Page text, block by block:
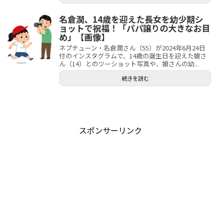
名倉潤、14歳を迎えた長女を幼少期シ
ョットで祝福！「パパ譲りの大きなお目
め」【画像】
ネプチューン・名倉潤さん（55）が2024年6月24日
付のインスタグラムで、14歳の誕生日を迎えた娘さ
ん（14）とのツーショット写真や、娘さんの幼...
続きを読む
スポンサーリンク